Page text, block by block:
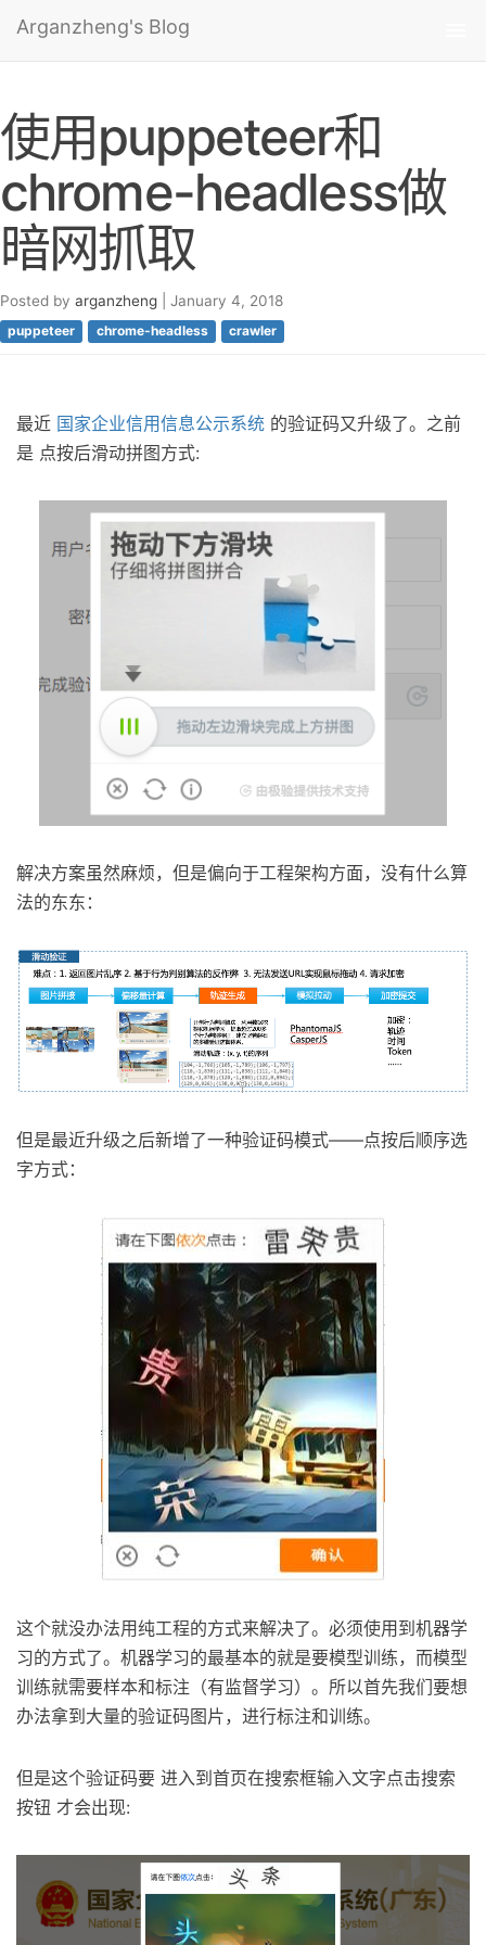
Arganzheng's Blog
使用puppeteer和
chrome-headless做
暗网抓取
Posted by arganzheng | January 4, 2018
puppeteer chrome-headless crawler
最近 国家企业信用信息公示系统 的验证码又升级了。之前
是 点按后滑动拼图方式:
解决方案虽然麻烦，但是偏向于工程架构方面，没有什么算
法的东东：
但是最近升级之后新增了一种验证码模式——点按后顺序选
字方式：
这个就没办法用纯工程的方式来解决了。必须使用到机器学
习的方式了。机器学习的最基本的就是要模型训练，而模型
训练就需要样本和标注（有监督学习）。所以首先我们要想
办法拿到大量的验证码图片，进行标注和训练。
但是这个验证码要 进入到首页在搜索框输入文字点击搜索
按钮 才会出现: